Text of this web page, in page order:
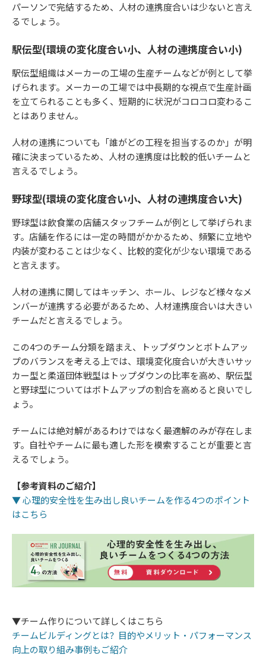
パーソンで完結するため、人材の連携度合いは少ないと言え
るでしょう。
駅伝型(環境の変化度合い小、人材の連携度合い小)
駅伝型組織はメーカーの工場の生産チームなどが例として挙
げられます。メーカーの工場では中長期的な視点で生産計画
を立てられることも多く、短期的に状況がコロコロ変わるこ
とはありません。
人材の連携についても「誰がどの工程を担当するのか」が明
確に決まっているため、人材の連携度は比較的低いチームと
言えるでしょう。
野球型(環境の変化度合い小、人材の連携度合い大)
野球型は飲食業の店舗スタッフチームが例として挙げられま
す。店舗を作るには一定の時間がかかるため、頻繁に立地や
内装が変わることは少なく、比較的変化が少ない環境である
と言えます。
人材の連携に関してはキッチン、ホール、レジなど様々なメ
ンバーが連携する必要があるため、人材連携度合いは大きい
チームだと言えるでしょう。
この4つのチーム分類を踏まえ、トップダウンとボトムアッ
プのバランスを考える上では、環境変化度合いが大きいサッ
カー型と柔道団体戦型はトップダウンの比率を高め、駅伝型
と野球型についてはボトムアップの割合を高めると良いでし
ょう。
チームには絶対解があるわけではなく最適解のみが存在しま
す。自社やチームに最も適した形を模索することが重要と言
えるでしょう。
【参考資料のご紹介】
▼ 心理的安全性を生み出し良いチームを作る4つのポイント
はこちら
▼チーム作りについて詳しくはこちら
チームビルディングとは？目的やメリット・パフォーマンス
向上の取り組み事例もご紹介